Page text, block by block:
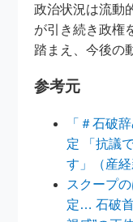
政治状況は流動
が引き続き政権
踏まえ、今後の
参考元
「＃石破
定 「抗議
す」（産経
スクープ
定… 石破